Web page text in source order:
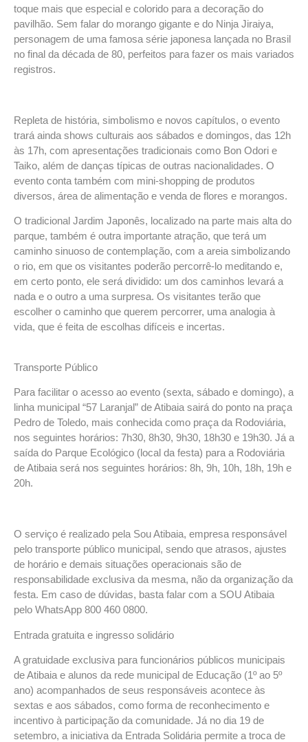
toque mais que especial e colorido para a decoração do
pavilhão. Sem falar do morango gigante e do Ninja Jiraiya,
personagem de uma famosa série japonesa lançada no Brasil
no final da década de 80, perfeitos para fazer os mais variados
registros.
Repleta de história, simbolismo e novos capítulos, o evento
trará ainda shows culturais aos sábados e domingos, das 12h
às 17h, com apresentações tradicionais como Bon Odori e
Taiko, além de danças típicas de outras nacionalidades. O
evento conta também com mini-shopping de produtos
diversos, área de alimentação e venda de flores e morangos.
O tradicional Jardim Japonês, localizado na parte mais alta do
parque, também é outra importante atração, que terá um
caminho sinuoso de contemplação, com a areia simbolizando
o rio, em que os visitantes poderão percorrê-lo meditando e,
em certo ponto, ele será dividido: um dos caminhos levará a
nada e o outro a uma surpresa. Os visitantes terão que
escolher o caminho que querem percorrer, uma analogia à
vida, que é feita de escolhas difíceis e incertas.
Transporte Público
Para facilitar o acesso ao evento (sexta, sábado e domingo), a
linha municipal “57 Laranjal” de Atibaia sairá do ponto na praça
Pedro de Toledo, mais conhecida como praça da Rodoviária,
nos seguintes horários: 7h30, 8h30, 9h30, 18h30 e 19h30. Já a
saída do Parque Ecológico (local da festa) para a Rodoviária
de Atibaia será nos seguintes horários: 8h, 9h, 10h, 18h, 19h e
20h.
O serviço é realizado pela Sou Atibaia, empresa responsável
pelo transporte público municipal, sendo que atrasos, ajustes
de horário e demais situações operacionais são de
responsabilidade exclusiva da mesma, não da organização da
festa. Em caso de dúvidas, basta falar com a SOU Atibaia
pelo WhatsApp 800 460 0800.
Entrada gratuita e ingresso solidário
A gratuidade exclusiva para funcionários públicos municipais
de Atibaia e alunos da rede municipal de Educação (1º ao 5º
ano) acompanhados de seus responsáveis acontece às
sextas e aos sábados, como forma de reconhecimento e
incentivo à participação da comunidade. Já no dia 19 de
setembro, a iniciativa da Entrada Solidária permite a troca de